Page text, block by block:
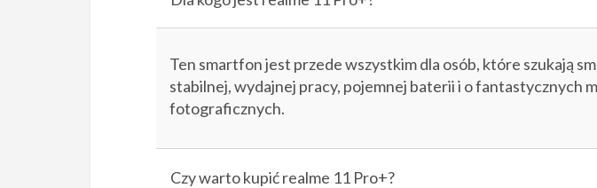
Ten smartfon jest przede wszystkim dla osób, które szukają
stabilnej, wydajnej pracy, pojemnej baterii i o fantastycznych
fotograficznych.
Czy warto kupić realme 11 Pro+?